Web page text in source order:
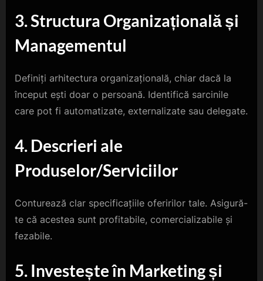
3. Structura Organizațională și
Managementul
Definiți arhitectura organizațională, chiar dacă la
început ești doar o persoană. Identifică sarcinile
care pot fi automatizate, externalizate sau delegate.
4. Descrieri ale
Produselor/Serviciilor
Conturează clar specificațiile oferirilor tale. Asigură-
te că acestea sunt profitabile, comercializabile și
fezabile.
5. Investește în Marketing și